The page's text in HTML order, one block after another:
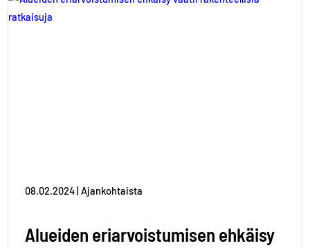
08.02.2024 | Ajankohtaista
Alueiden eriarvoistumisen ehkäisy